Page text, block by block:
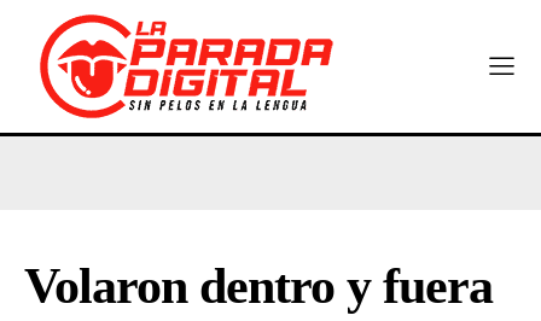
Volaron dentro y fuera